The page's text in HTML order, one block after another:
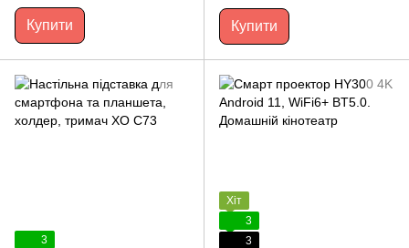
Купити Купити
3
Хіт
3
3